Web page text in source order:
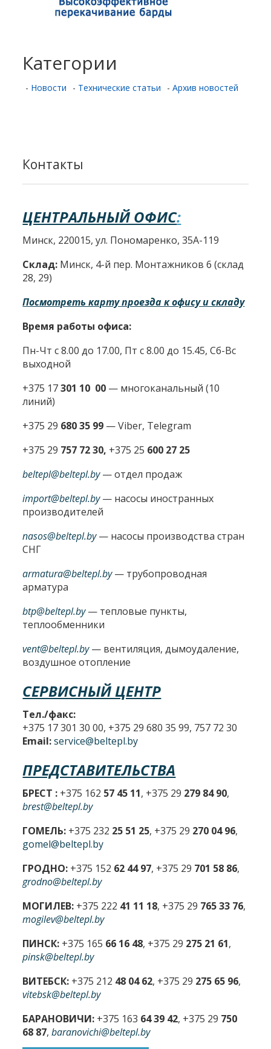
Категории
- Новости - Технические статьи -Архив новостей
Контакты
ЦЕНТРАЛЬНЫЙ ОФИС:
Минск, 220015, ул. Пономаренко, 35А-119
Склад: Минск, 4-й пер. Монтажников 6 (склад
28, 29)
Посмотреть карту проезда к офису и складу
Время работы офиса:
Пн-Чт с 8.00 до 17.00, Пт с 8.00 до 15.45, Сб-Вс
выходной
+375 17301 10 00 — многоканальный (10
линий)
+375 29 680 35 99 — Viber, Telegram
+375 29 757 72 30, +375 25 600 27 25
beltepl@beltepl.by— отдел продаж
import@beltepl.by— насосы иностранных
производителей
nasos@beltepl.by— насосы производства стран
СНГ
armatura@beltepl.by— трубопроводная
арматура
btp@beltepl.by— тепловые пункты,
теплообменники
vent@beltepl.by— вентиляция, дымоудаление,
воздушное отопление
СЕРВИСНЫЙ ЦЕНТР
Тел./факс:
+375 17 301 30 00, +375 29 680 35 99, 757 72 30
Email: service@beltepl.by
ПРЕДСТАВИТЕЛЬСТВА
БРЕСТ : +375 162 57 45 11, +375 29 279 84 90,
brest@beltepl.by
ГОМЕЛЬ: +375 232 25 51 25, +375 29 270 04 96,
gomel@beltepl.by
ГРОДНО: +375 152 62 44 97, +375 29 701 58 86,
grodno@beltepl.by
МОГИЛЕВ: +375 222 41 11 18, +375 29 765 33 76,
mogilev@beltepl.by
ПИНСК: +375 165 66 16 48, +375 29 275 21 61,
pinsk@beltepl.by
ВИТЕБСК: +375 212 48 04 62, +375 29 275 65 96,
vitebsk@beltepl.by
БАРАНОВИЧИ: +375 163 64 39 42, +375 29 750
68 87,baranovichi@beltepl.by